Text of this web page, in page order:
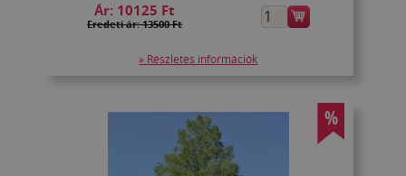
Ár: 10125 Ft
Eredeti ár: 13500 Ft
» Részletes információk
%